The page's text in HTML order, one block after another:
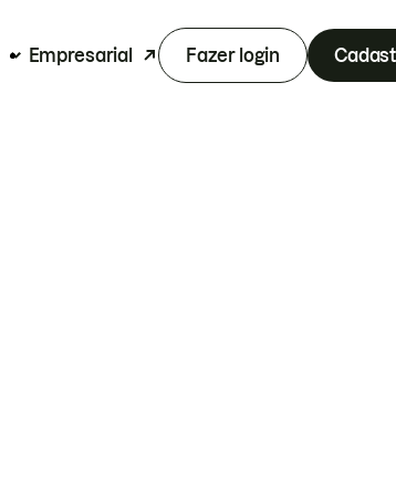
Empresarial Fazer login